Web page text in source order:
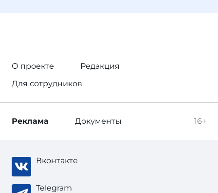
О проекте
Редакция
Для сотрудников
16+
Реклама Документы
Вконтакте
Telegram